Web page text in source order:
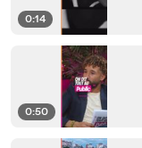
0:14
0:50